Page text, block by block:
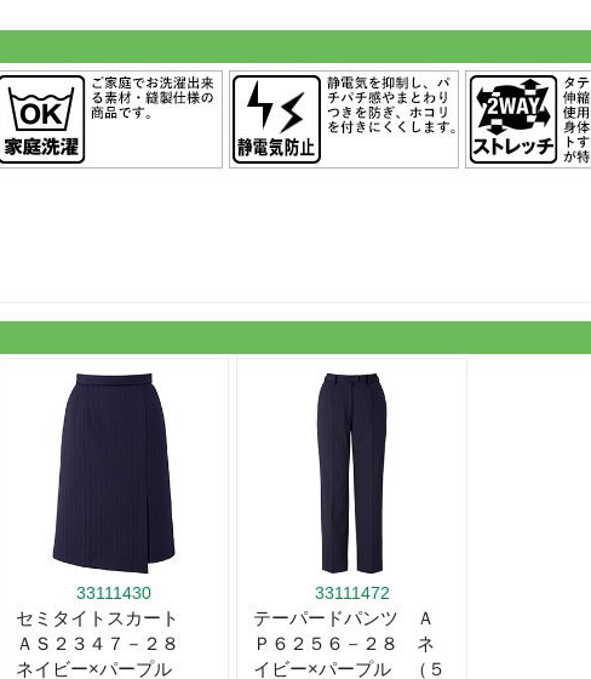
33111430
セミタイトスカート
ＡＳ２３４７－２８
ネイビー×パープル
33111472
テーパードパンツ Ａ
Ｐ６２５６－２８ ネ
イビー×パープル （５